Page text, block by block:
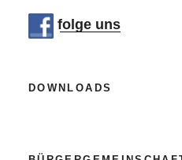
folge uns
DOWNLOADS